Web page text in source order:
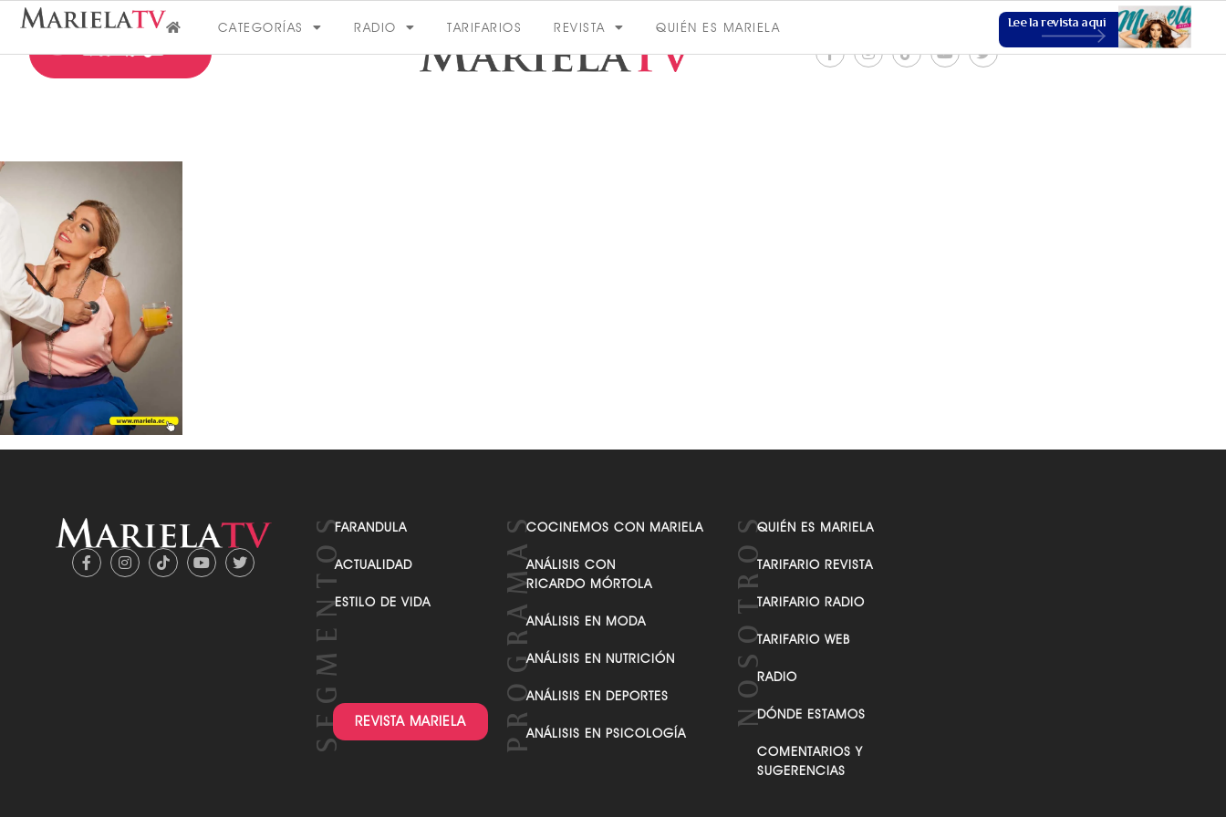
CATEGORÍAS RADIO TARIFARIOS REVISTA QUIÉN ES MARIELA Lee la revista aquí
FARANDULA
ACTUALIDAD
ESTILO DE VIDA
REVISTA MARIELA
COCINEMOS CON MARIELA
ANÁLISIS CON
RICARDO MÓRTOLA
ANÁLISIS EN MODA
ANÁLISIS EN NUTRICIÓN
ANÁLISIS EN DEPORTES
ANÁLISIS EN PSICOLOGÍA
QUIÉN ES MARIELA
TARIFARIO REVISTA
TARIFARIO RADIO
TARIFARIO WEB
RADIO
DÓNDE ESTAMOS
COMENTARIOS Y
SUGERENCIAS